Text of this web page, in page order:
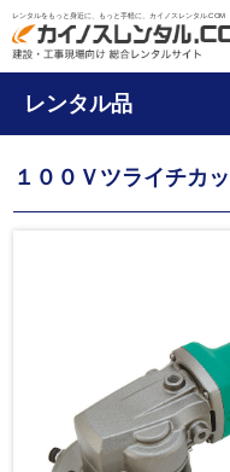
レンタルをもっと身近に、もっと手軽に、カイノスレンタル.COM
レンタル品
１００Ｖツライチカ